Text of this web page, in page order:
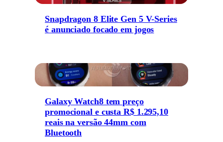
Snapdragon 8 Elite Gen 5 V-Series
é anunciado focado em jogos
Galaxy Watch8 tem preço
promocional e custa R$ 1.295,10
reais na versão 44mm com
Bluetooth